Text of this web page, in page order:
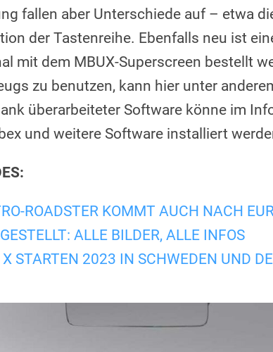
fallen aber Unterschiede auf – etwa
der Tastenreihe. Ebenfalls neu ist
mit dem MBUX-Superscreen bestellt
zu benutzen, kann hier unter
überarbeiteter Software könne im
und weitere Software installiert
ROADSTER KOMMT AUCH NACH
ALLE BILDER, ALLE INFOS
STARTEN 2023 IN SCHWEDEN UND